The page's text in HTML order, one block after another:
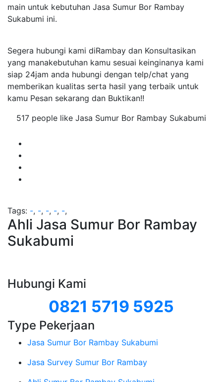
main untuk kebutuhan Jasa Sumur Bor Rambay
Sukabumi ini.
Segera hubungi kami diRambay dan Konsultasikan
yang manakebutuhan kamu sesuai keinginanya kami
siap 24jam anda hubungi dengan telp/chat yang
memberikan kualitas serta hasil yang terbaik untuk
kamu Pesan sekarang dan Buktikan!!
517 people like Jasa Sumur Bor Rambay Sukabumi
Tags: -, -, -, -, -,
Ahli Jasa Sumur Bor Rambay
Sukabumi
Hubungi Kami
0821 5719 5925
Type Pekerjaan
Jasa Sumur Bor Rambay Sukabumi
Jasa Survey Sumur Bor Rambay